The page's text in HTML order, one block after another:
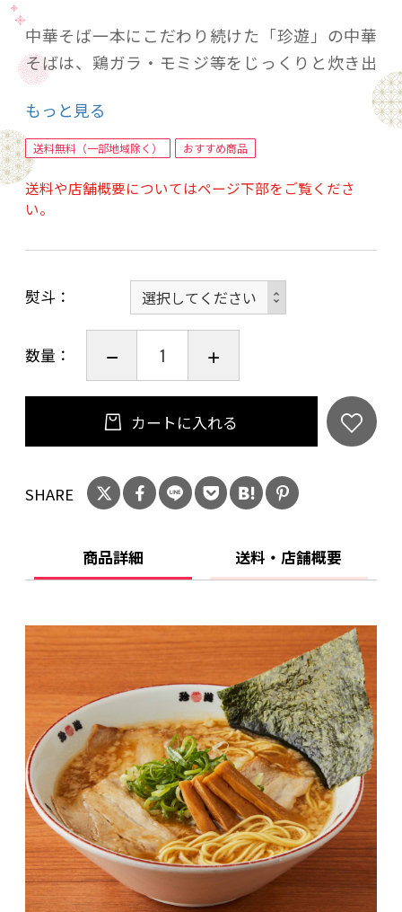
中華そば一本にこだわり続けた「珍遊」の中華
そばは、鶏ガラ・モミジ等をじっくりと炊き出
したコラーゲンたっぷりの白湯スープに老舗の
醤油でまろやかな風味を加え、仕上げに新鮮な
背脂をチャッチャと振り、一杯入魂の中華そば
となっております。
源流の中華そばは、毎日食せるほど飽きのこな
い、老若男女問わず愛され、心がほっとするラ
ーメンです。
珍遊河原町六角店で作った出来立てのスープを
ブラストチラーにて急速冷凍後、真空包装機で
包装し、お店の味をそのままお届けいたしま
お店でも大人気の珍遊オリジナル餃子。
＜賞味期限＞製造から30日（要冷凍）
＜内容量＞
具入りスープ（チャーシュー・メンマ入）：
381g×4個
麺：120g×4個
ねぎ：15g×4個
のり：1g×4個
※原材料に小麦・卵・大豆・鶏肉・豚肉・ごま
を含みます
※本品で使用するめんは、そば、卵を含む場所
で製造しております。
ー冷凍生餃子ー
餃子20個入（428g） 1パック（冷凍）
もっと見る
送料無料（一部地域除く） おすすめ商品
送料や店舗概要についてはページ下部をご覧くださ
い。
熨斗
数量：
カートに入れる
SHARE
商品詳細 送料・店舗概要